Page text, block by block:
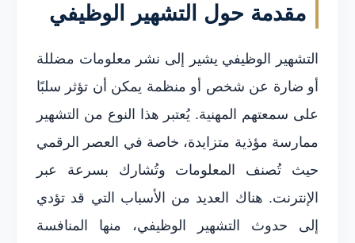
مقدمة حول التشهير الوظيفي
التشهير الوظيفي يشير إلى نشر معلومات مضللة
أو ضارة عن شخص أو منظمة يمكن أن تؤثر سلبًا
على سمعتهم المهنية. يُعتبر هذا النوع من التشهير
ممارسة مؤذية متزايدة، خاصة في العصر الرقمي
حيث تُصنف المعلومات وتُشارك بسرعة عبر
الإنترنت. هناك العديد من الأسباب التي قد تؤدي
إلى حدوث التشهير الوظيفي، منها المنافسة